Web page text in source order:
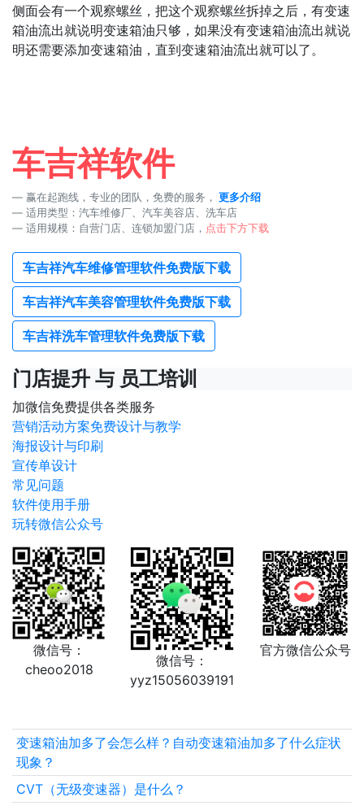
侧面会有一个观察螺丝，把这个观察螺丝拆掉之后，有变速
箱油流出就说明变速箱油只够，如果没有变速箱油流出就说
明还需要添加变速箱油，直到变速箱油流出就可以了。
车吉祥软件
赢在起跑线，专业的团队，免费的服务， 更多介绍
适用类型：汽车维修厂、汽车美容店、洗车店
适用规模：自营门店、连锁加盟门店， 点击下方下载
车吉祥汽车维修管理软件免费版下载
车吉祥汽车美容管理软件免费版下载
车吉祥洗车管理软件免费版下载
门店提升 与 员工培训
加微信免费提供各类服务
营销活动方案免费设计与教学
海报设计与印刷
宣传单设计
常见问题
软件使用手册
玩转微信公众号
微信号：
cheoo2018
微信号：
yyz15056039191
官方微信公众号
变速箱油加多了会怎么样？自动变速箱油加多了什么症状
现象？
CVT（无级变速器）是什么？